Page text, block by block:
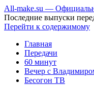
All-make.su —
Последние выпуски
Перейти к содержимому
Главная
Передачи
60 минут
Вечер с
Бесогон ТВ